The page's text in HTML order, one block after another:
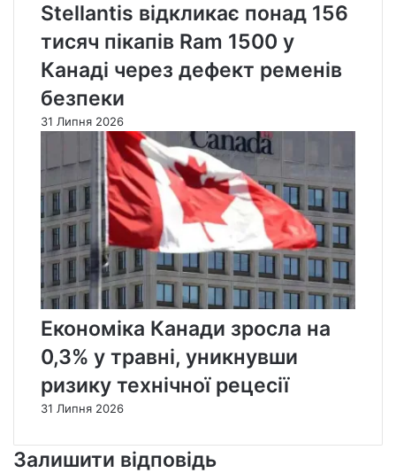
Stellantis відкликає понад 156
тисяч пікапів Ram 1500 у
Канаді через дефект ременів
безпеки
31 Липня 2026
Економіка Канади зросла на
0,3% у травні, уникнувши
ризику технічної рецесії
31 Липня 2026
Залишити відповідь